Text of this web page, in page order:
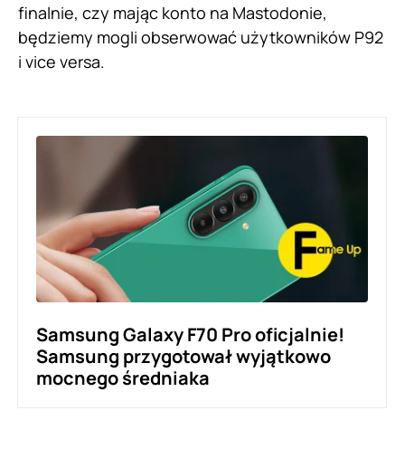
finalnie, czy mając konto na Mastodonie,
będziemy mogli obserwować użytkowników P92
i vice versa.
Samsung Galaxy F70 Pro oficjalnie!
Samsung przygotował wyjątkowo
mocnego średniaka